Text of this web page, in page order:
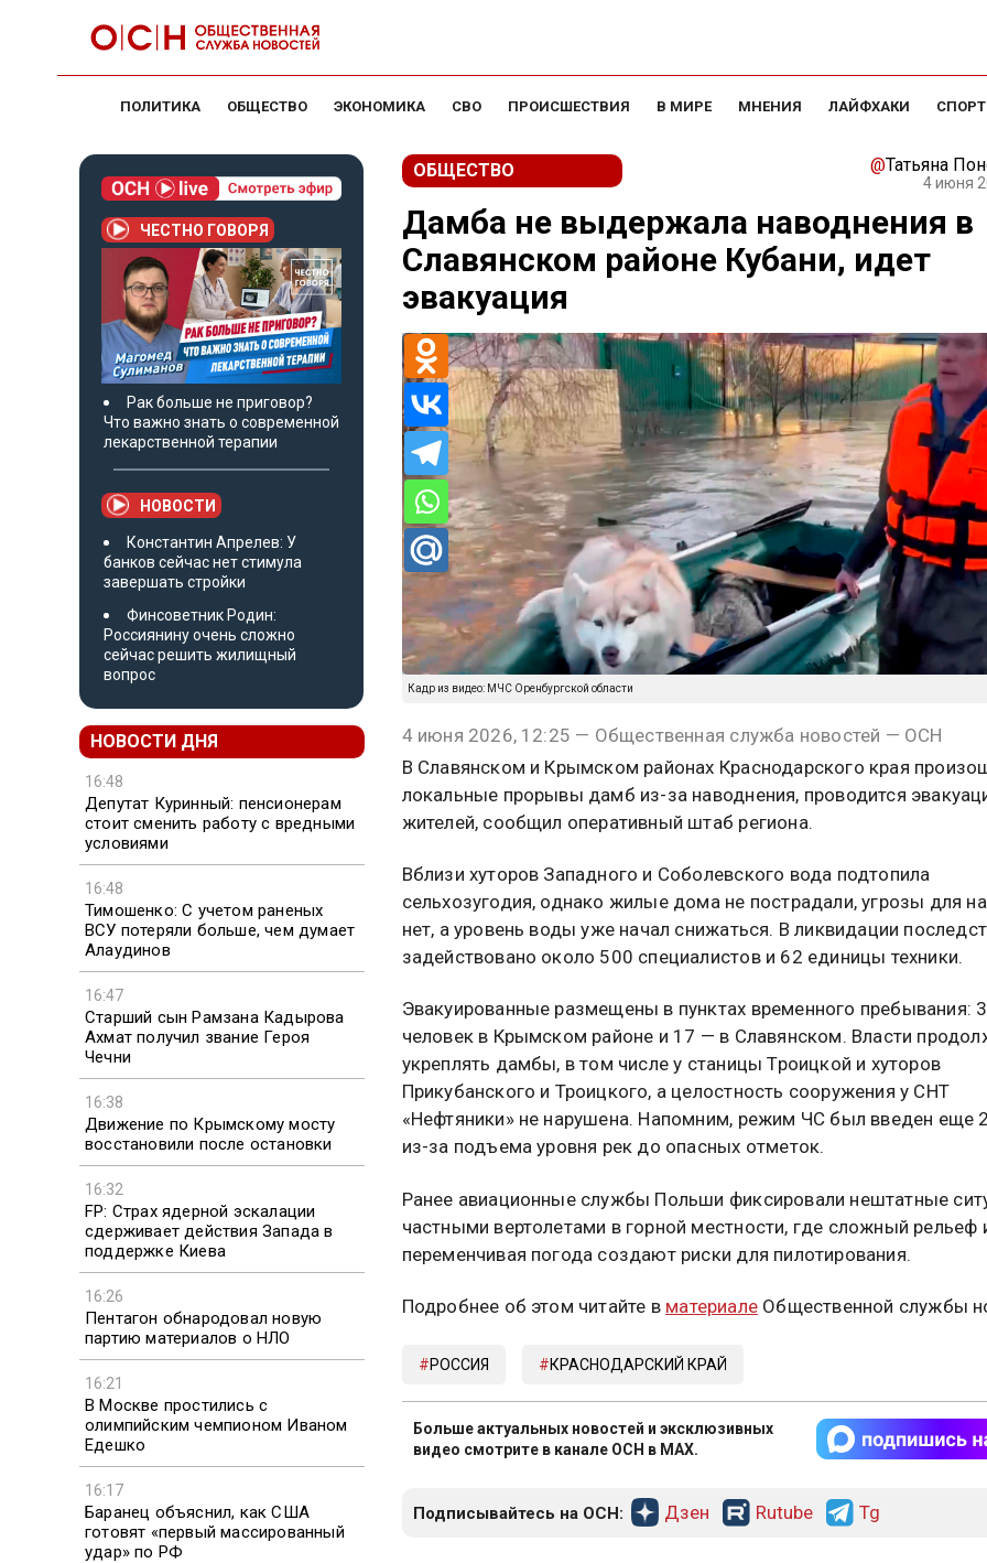
ПОЛИТИКА ОБЩЕСТВО ЭКОНОМИКА СВО ПРОИСШЕСТВИЯ В МИРЕ МНЕНИЯ ЛАЙФХАКИ СПОРТ
ЧЕСТНО ГОВОРЯ
Рак больше не приговор?
Что важно знать о современной
лекарственной терапии
НОВОСТИ
Константин Апрелев: У
банков сейчас нет стимула
завершать стройки
Финсоветник Родин:
Россиянину очень сложно
сейчас решить жилищный
вопрос
НОВОСТИ ДНЯ
16:48
Депутат Куринный: пенсионерам
стоит сменить работу с вредными
условиями
16:48
Тимошенко: С учетом раненых
ВСУ потеряли больше, чем думает
Алаудинов
16:47
Старший сын Рамзана Кадырова
Ахмат получил звание Героя
Чечни
16:38
Движение по Крымскому мосту
восстановили после остановки
16:32
FP: Страх ядерной эскалации
сдерживает действия Запада в
поддержке Киева
16:26
Пентагон обнародовал новую
партию материалов о НЛО
16:21
В Москве простились с
олимпийским чемпионом Иваном
Едешко
16:17
Баранец объяснил, как США
готовят «первый массированный
удар» по РФ
ОБЩЕСТВО @Татьяна
4 июня
Дамба не выдержала наводнения в
Славянском районе Кубани, идет
эвакуация
Кадр из видео: МЧС Оренбургской области
4 июня 2026, 12:25 — Общественная служба новостей — ОСН
В Славянском и Крымском районах Краснодарского края
локальные прорывы дамб из-за наводнения, проводится
жителей, сообщил оперативный штаб региона.
Вблизи хуторов Западного и Соболевского вода подтопила
сельхозугодия, однако жилые дома не пострадали, угрозы для
нет, а уровень воды уже начал снижаться. В ликвидации
задействовано около 500 специалистов и 62 единицы техники.
Эвакуированные размещены в пунктах временного пребывания:
человек в Крымском районе и 17 — в Славянском. Власти
укреплять дамбы, в том числе у станицы Троицкой и хуторов
Прикубанского и Троицкого, а целостность сооружения у СНТ
«Нефтяники» не нарушена. Напомним, режим ЧС был введен еще
из-за подъема уровня рек до опасных отметок.
Ранее авиационные службы Польши фиксировали нештатные
частными вертолетами в горной местности, где сложный рельеф
переменчивая погода создают риски для пилотирования.
Подробнее об этом читайте в материалеОбщественной службы
РОССИЯ КРАСНОДАРСКИЙ КРАЙ
Больше актуальных новостей и эксклюзивных
видео смотрите в канале ОСН в MAX.
Подписывайтесь на ОСН: Дзен Rutube Tg